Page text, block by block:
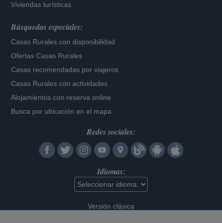
Viviendas turísticas
Búsquedas especiales:
Casas Rurales con disponibilidad
Ofertas Casas Rurales
Casas recomendadas por viajeros
Casas Rurales con actividades
Alojamientos con reserva online
Busca por ubicación en el mapa
Redes sociales:
Idiomas:
Versión clásica